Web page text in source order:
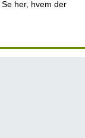
her, hvem der